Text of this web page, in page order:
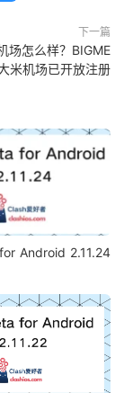
下一篇
场怎么样？BIGME
米机场已开放注册
Android 2.11.24